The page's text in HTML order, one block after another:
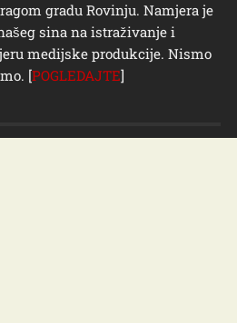
gradu Rovinju. Namjera je
sina na istraživanje i
medijske produkcije. Nismo
[POGLEDAJTE]